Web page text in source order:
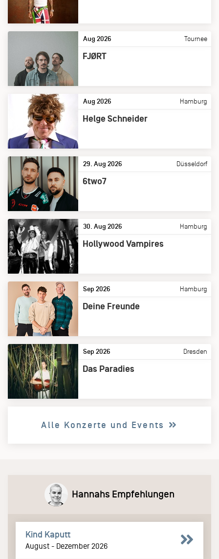
Tournee
Aug 2026
FJØRT
Hamburg
Aug 2026
Helge Schneider
Düsseldorf
29. Aug 2026
6two7
Hamburg
30. Aug 2026
Hollywood Vampires
Hamburg
Sep 2026
Deine Freunde
Dresden
Sep 2026
Das Paradies
Alle Konzerte und Events
Hannahs Empfehlungen
Kind Kaputt
August - Dezember 2026